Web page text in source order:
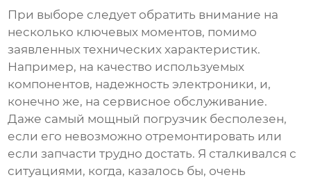
При выборе следует обратить внимание на
несколько ключевых моментов, помимо
заявленныхтехнических характеристик.
Например, на качество используемых
компонентов, надежность электроники, и,
конечно же, на сервисное обслуживание.
Даже самый мощный погрузчик бесполезен,
если его невозможно отремонтировать или
если запчасти трудно достать. Я сталкивался с
ситуациями, когда, казалось бы, очень